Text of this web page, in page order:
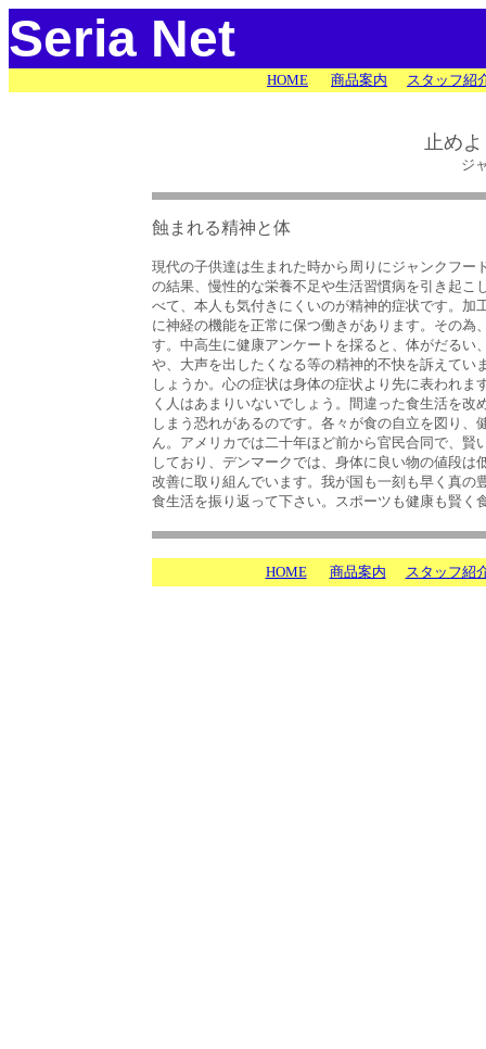
Seria Net
HOME 商品案内 スタッフ紹
止め
ジ
蝕まれる精神と体
現代の子供達は生まれた時から周りにジャンクフ
の結果、慢性的な栄養不足や生活習慣病を引き起
べて、本人も気付きにくいのが精神的症状です。
に神経の機能を正常に保つ働きがあります。その
す。中高生に健康アンケートを採ると、体がだる
や、大声を出したくなる等の精神的不快を訴えて
しょうか。心の症状は身体の症状より先に表われ
く人はあまりいないでしょう。間違った食生活を
しまう恐れがあるのです。各々が食の自立を図り
ん。アメリカでは二十年ほど前から官民合同で、
しており、デンマークでは、身体に良い物の値段
改善に取り組んでいます。我が国も一刻も早く真
食生活を振り返って下さい。スポーツも健康も賢く
HOME 商品案内 スタッフ紹